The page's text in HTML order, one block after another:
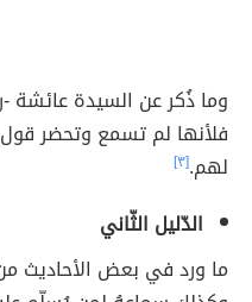
وما ذُكر عن السيدة عائشة -
فلأنها لم تسمع وتحضر قول
لهم.[٣]
الدّليل الثّاني
ما ورد في بعض الأحاديث